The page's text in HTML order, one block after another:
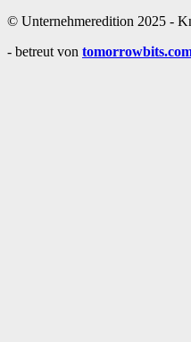
© Unternehmeredition 2025 -
- betreut von